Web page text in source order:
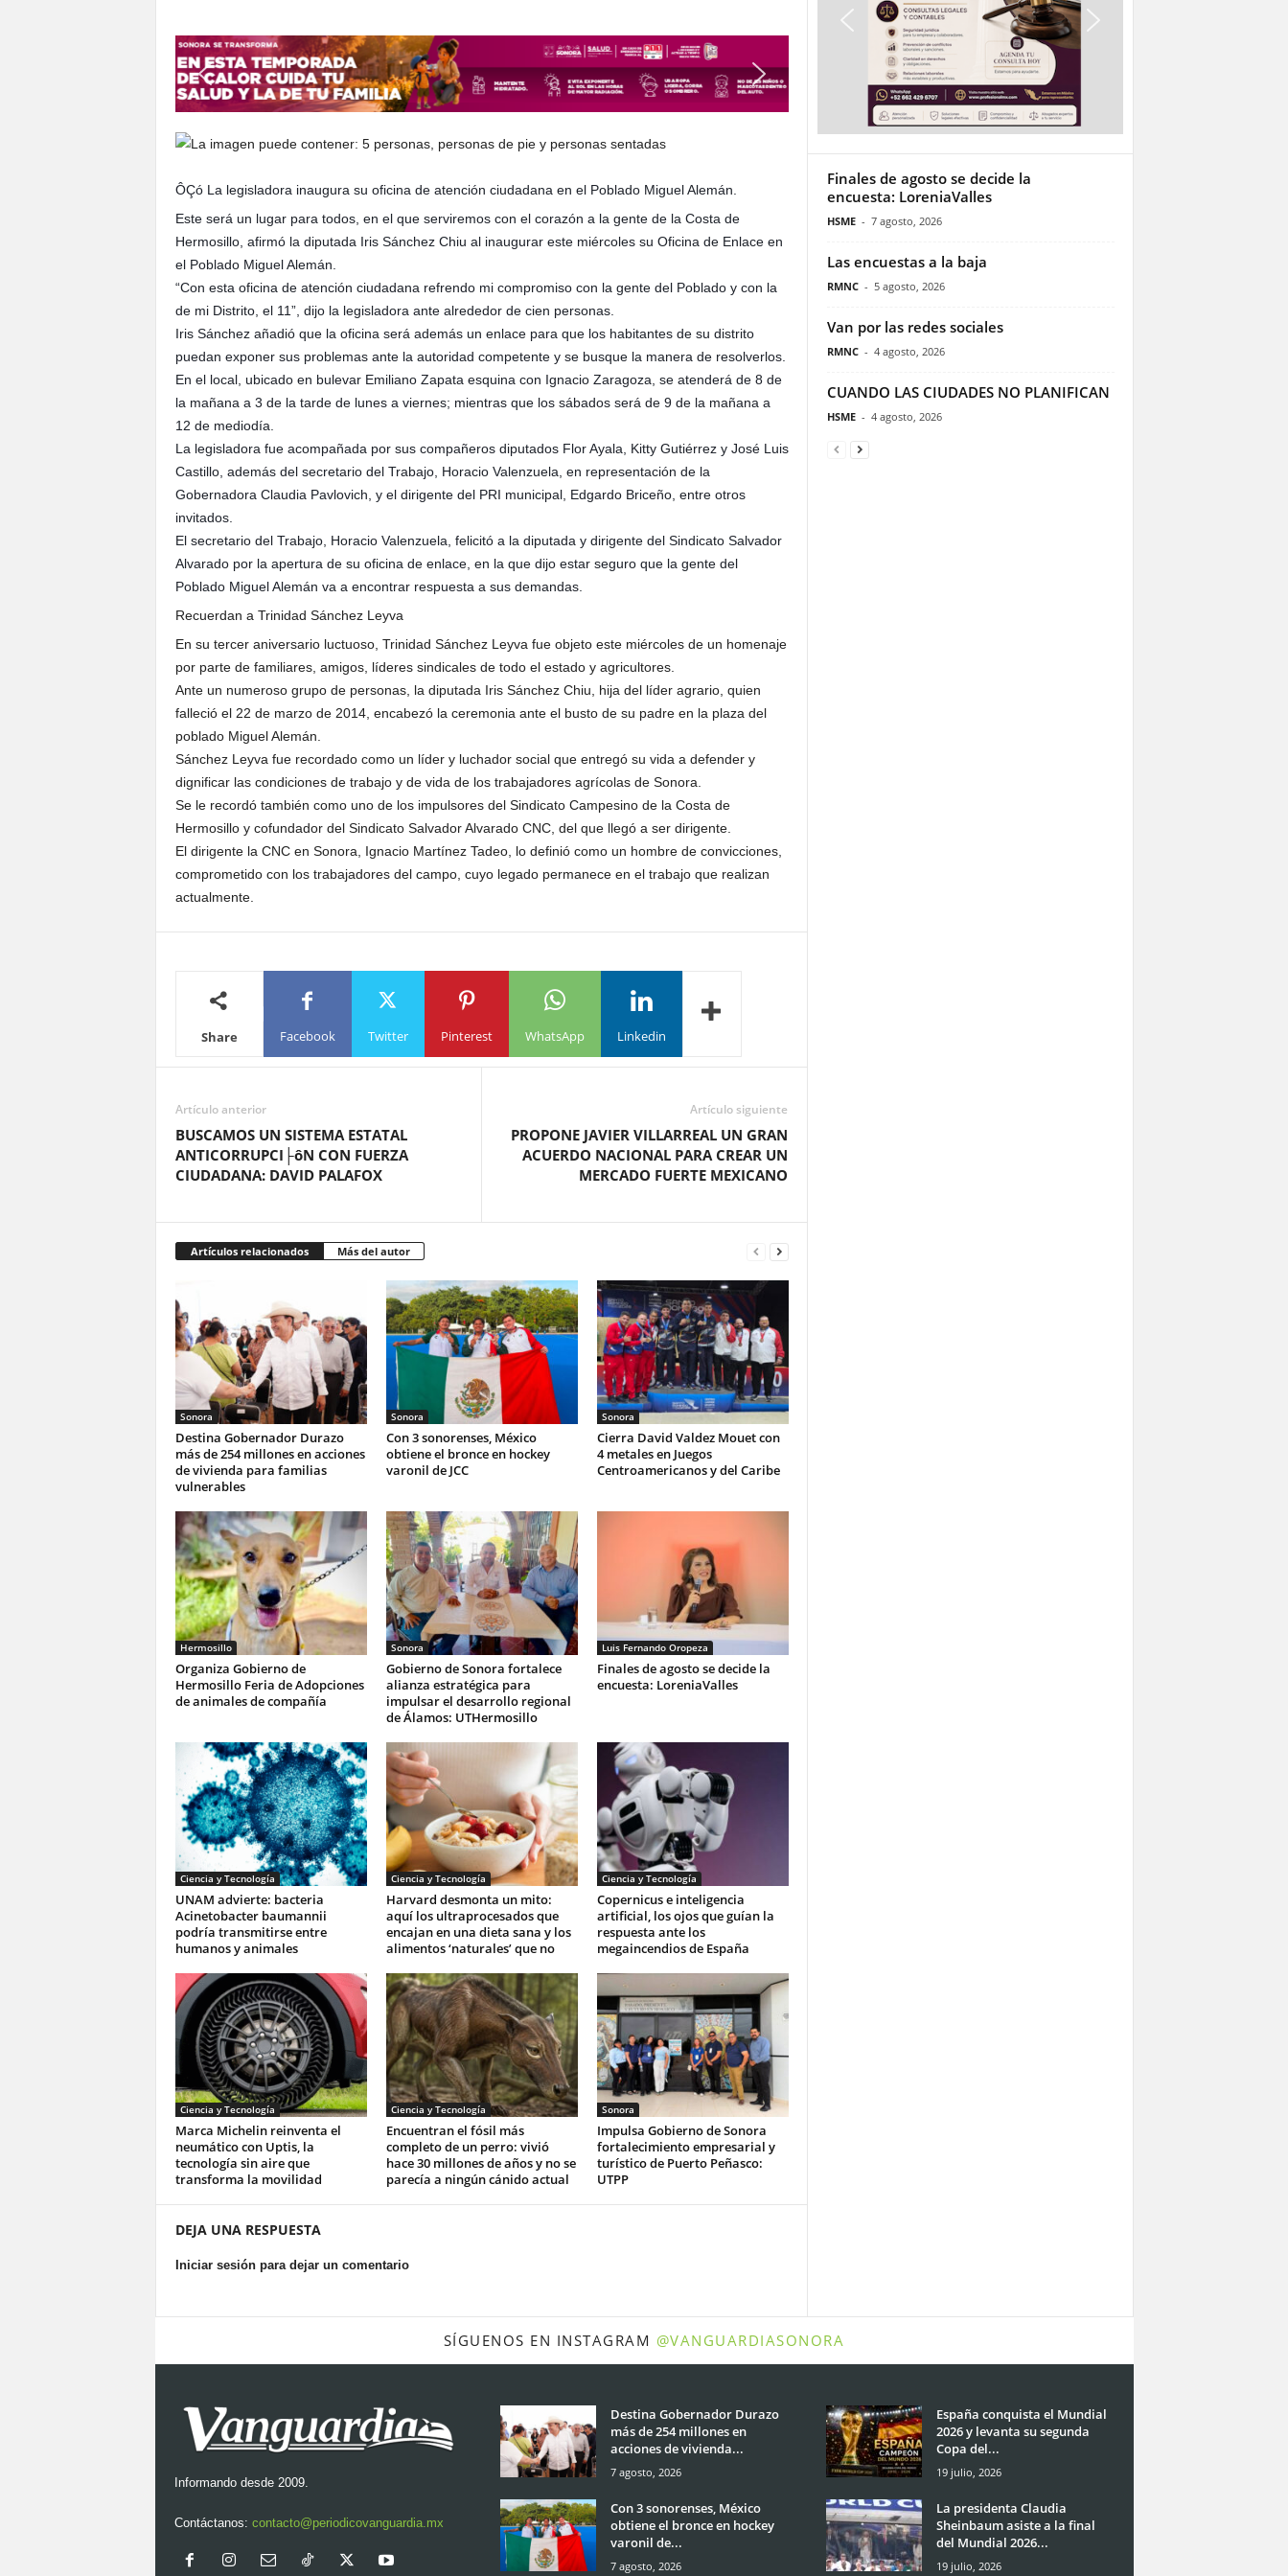
ÔÇó La legisladora inaugura su oficina de atención ciudadana en el Poblado Miguel Alemán.
Este será un lugar para todos, en el que serviremos con el corazón a la gente de la Costa de
Hermosillo, afirmó la diputada Iris Sánchez Chiu al inaugurar este miércoles su Oficina de Enlace en
el Poblado Miguel Alemán.
“Con esta oficina de atención ciudadana refrendo mi compromiso con la gente del Poblado y con la
de mi Distrito, el 11”, dijo la legisladora ante alrededor de cien personas.
Iris Sánchez añadió que la oficina será además un enlace para que los habitantes de su distrito
puedan exponer sus problemas ante la autoridad competente y se busque la manera de resolverlos.
En el local, ubicado en bulevar Emiliano Zapata esquina con Ignacio Zaragoza, se atenderá de 8 de
la mañana a 3 de la tarde de lunes a viernes; mientras que los sábados será de 9 de la mañana a
12 de mediodía.
La legisladora fue acompañada por sus compañeros diputados Flor Ayala, Kitty Gutiérrez y José Luis
Castillo, además del secretario del Trabajo, Horacio Valenzuela, en representación de la
Gobernadora Claudia Pavlovich, y el dirigente del PRI municipal, Edgardo Briceño, entre otros
invitados.
El secretario del Trabajo, Horacio Valenzuela, felicitó a la diputada y dirigente del Sindicato Salvador
Alvarado por la apertura de su oficina de enlace, en la que dijo estar seguro que la gente del
Poblado Miguel Alemán va a encontrar respuesta a sus demandas.
Recuerdan a Trinidad Sánchez Leyva
En su tercer aniversario luctuoso, Trinidad Sánchez Leyva fue objeto este miércoles de un homenaje
por parte de familiares, amigos, líderes sindicales de todo el estado y agricultores.
Ante un numeroso grupo de personas, la diputada Iris Sánchez Chiu, hija del líder agrario, quien
falleció el 22 de marzo de 2014, encabezó la ceremonia ante el busto de su padre en la plaza del
poblado Miguel Alemán.
Sánchez Leyva fue recordado como un líder y luchador social que entregó su vida a defender y
dignificar las condiciones de trabajo y de vida de los trabajadores agrícolas de Sonora.
Se le recordó también como uno de los impulsores del Sindicato Campesino de la Costa de
Hermosillo y cofundador del Sindicato Salvador Alvarado CNC, del que llegó a ser dirigente.
El dirigente la CNC en Sonora, Ignacio Martínez Tadeo, lo definió como un hombre de convicciones,
comprometido con los trabajadores del campo, cuyo legado permanece en el trabajo que realizan
actualmente.
Share Facebook Twitter Pinterest WhatsApp Linkedin
Artículo anterior
BUSCAMOS UN SISTEMA ESTATAL
ANTICORRUPCI├ôN CON FUERZA
CIUDADANA: DAVID PALAFOX
Artículo siguiente
PROPONE JAVIER VILLARREAL UN GRAN
ACUERDO NACIONAL PARA CREAR UN
MERCADO FUERTE MEXICANO
Artículos relacionados Más del autor
Sonora
Destina Gobernador Durazo
más de 254 millones en acciones
de vivienda para familias
vulnerables
Sonora
Con 3 sonorenses, México
obtiene el bronce en hockey
varonil de JCC
Sonora
Cierra David Valdez Mouet con
4 metales en Juegos
Centroamericanos y del Caribe
Hermosillo
Organiza Gobierno de
Hermosillo Feria de Adopciones
de animales de compañía
Sonora
Gobierno de Sonora fortalece
alianza estratégica para
impulsar el desarrollo regional
de Álamos: UTHermosillo
Luis Fernando Oropeza
Finales de agosto se decide la
encuesta: LoreniaValles
Ciencia y Tecnología
UNAM advierte: bacteria
Acinetobacter baumannii
podría transmitirse entre
humanos y animales
Ciencia y Tecnología
Harvard desmonta un mito:
aquí los ultraprocesados que
encajan en una dieta sana y los
alimentos ‘naturales’ que no
Ciencia y Tecnología
Copernicus e inteligencia
artificial, los ojos que guían la
respuesta ante los
megaincendios de España
Ciencia y Tecnología
Marca Michelin reinventa el
neumático con Uptis, la
tecnología sin aire que
transforma la movilidad
Ciencia y Tecnología
Encuentran el fósil más
completo de un perro: vivió
hace 30 millones de años y no se
parecía a ningún cánido actual
Sonora
Impulsa Gobierno de Sonora
fortalecimiento empresarial y
turístico de Puerto Peñasco:
UTPP
DEJA UNA RESPUESTA
Iniciar sesión para dejar un comentario
Finales de agosto se decide la
encuesta: LoreniaValles
HSME - 7 agosto, 2026
Las encuestas a la baja
RMNC - 5 agosto, 2026
Van por las redes sociales
RMNC - 4 agosto, 2026
CUANDO LAS CIUDADES NO PLANIFICAN
HSME - 4 agosto, 2026
SÍGUENOS EN INSTAGRAM @VANGUARDIASONORA
Informando desde 2009.
Contáctanos: contacto@periodicovanguardia.mx
Destina Gobernador Durazo
más de 254 millones en
acciones de vivienda...
7 agosto, 2026
Con 3 sonorenses, México
obtiene el bronce en hockey
varonil de...
7 agosto, 2026
España conquista el Mundial
2026 y levanta su segunda
Copa del...
19 julio, 2026
La presidenta Claudia
Sheinbaum asiste a la final
del Mundial 2026...
19 julio, 2026